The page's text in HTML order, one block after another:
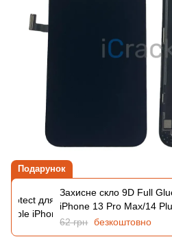
Подарунок
Захисне скло 9D Full
iPhone 13 Pro Max/14
62 грн безкоштовно